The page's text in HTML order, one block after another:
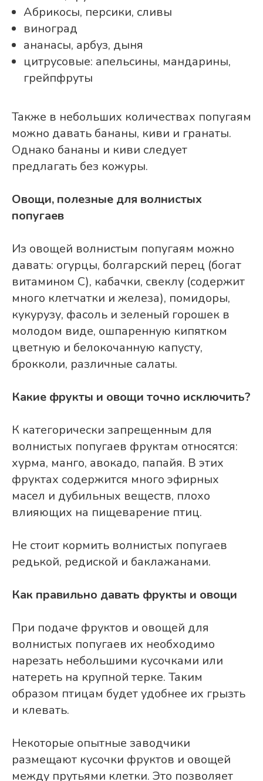
Абрикосы, персики, сливы
виноград
ананасы, арбуз, дыня
цитрусовые: апельсины, мандарины,
грейпфруты
Также в небольших количествах попугаям
можно давать бананы, киви и гранаты.
Однако бананы и киви следует
предлагать без кожуры.
Овощи, полезные для волнистых
попугаев
Из овощей волнистым попугаям можно
давать: огурцы, болгарский перец (богат
витамином С), кабачки, свеклу (содержит
много клетчатки и железа), помидоры,
кукурузу, фасоль и зеленый горошек в
молодом виде, ошпаренную кипятком
цветную и белокочанную капусту,
брокколи, различные салаты.
Какие фрукты и овощи точно исключить?
К категорически запрещенным для
волнистых попугаев фруктам относятся:
хурма, манго, авокадо, папайя. В этих
фруктах содержится много эфирных
масел и дубильных веществ, плохо
влияющих на пищеварение птиц.
Не стоит кормить волнистых попугаев
редькой, редиской и баклажанами.
Как правильно давать фрукты и овощи
При подаче фруктов и овощей для
волнистых попугаев их необходимо
нарезать небольшими кусочками или
натереть на крупной терке. Таким
образом птицам будет удобнее их грызть
и клевать.
Некоторые опытные заводчики
размещают кусочки фруктов и овощей
между прутьями клетки. Это позволяет